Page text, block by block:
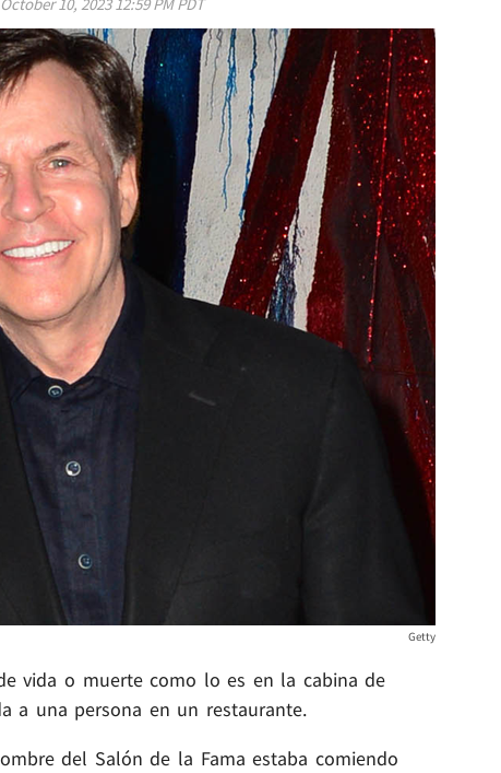
October 10, 2023 12:59 PM PDT
Getty
vida o muerte como lo es en la cabina de
a una persona en un restaurante.
del Salón de la Fama estaba comiendo